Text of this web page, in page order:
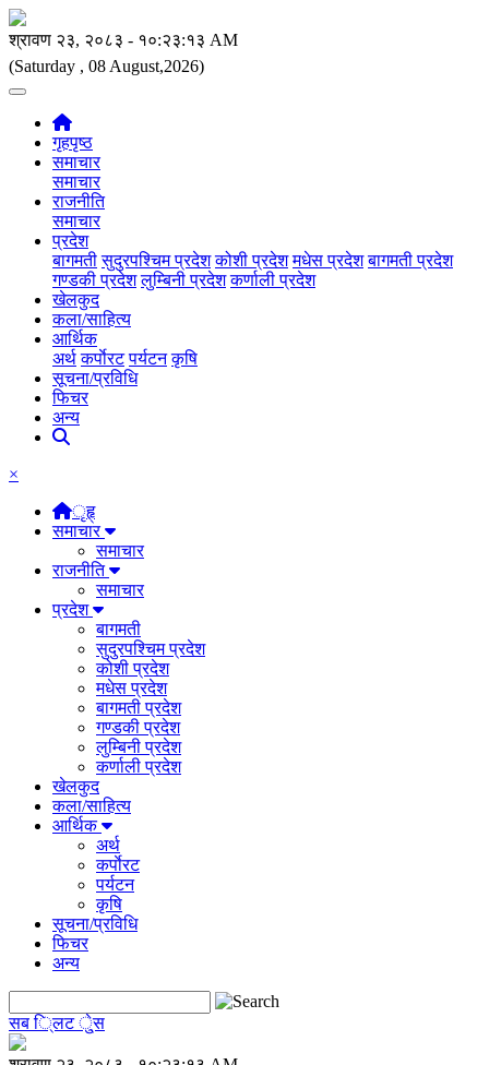
(Saturday , 08 August,2026)
गृहपृष्ठ
समाचार
समाचार
राजनीति
समाचार
प्रदेश
बागमती सुदुरपश्चिम प्रदेश कोशी प्रदेश मधेस प्रदेश बागमती प्रदेश
गण्डकी प्रदेश लुम्बिनी प्रदेश कर्णाली प्रदेश
खेलकुद
कला/साहित्य
आर्थिक
अर्थ कर्पाेरट पर्यटन कृषि
सूचना/प्रविधि
फिचर
अन्य
×
ृहृ्
समाचार
समाचार
राजनीति
समाचार
प्रदेश
बागमती
सुदुरपश्चिम प्रदेश
कोशी प्रदेश
मधेस प्रदेश
बागमती प्रदेश
गण्डकी प्रदेश
लुम्बिनी प्रदेश
कर्णाली प्रदेश
खेलकुद
कला/साहित्य
आर्थिक
अर्थ
कर्पाेरट
पर्यटन
कृषि
सूचना/प्रविधि
फिचर
अन्य
सब ि्लट े्ुस